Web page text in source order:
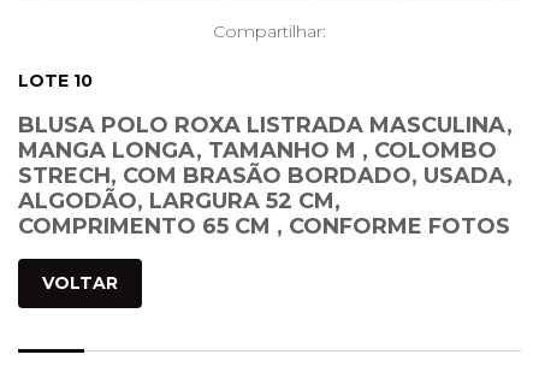
Compartilhar:
LOTE 10
BLUSA POLO ROXA LISTRADA MASCULINA,
MANGA LONGA, TAMANHO M , COLOMBO
STRECH, COM BRASÃO BORDADO, USADA,
ALGODÃO, LARGURA 52 CM,
COMPRIMENTO 65 CM , CONFORME FOTOS
VOLTAR